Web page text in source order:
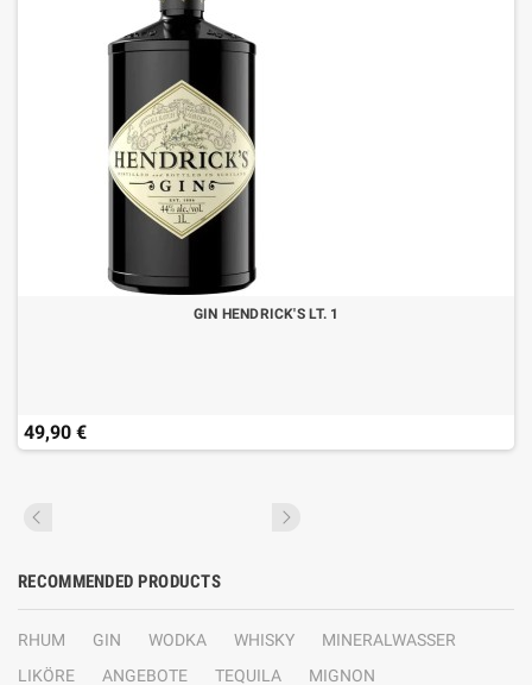
GIN HENDRICK'S LT. 1
49,90 €
RECOMMENDED PRODUCTS
RHUM GIN WODKA WHISKY
MINERALWASSER
LIKÖRE
ANGEBOTE TEQUILA MIGNON